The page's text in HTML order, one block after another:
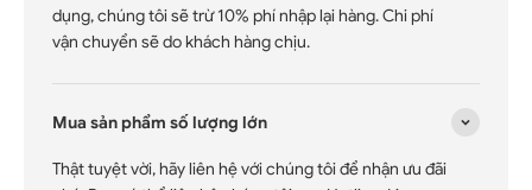
dụng, chúng tôi sẽ trừ 10% phí nhập lại hàng. Chi phí
vận chuyển sẽ do khách hàng chịu.
Mua sản phẩm số lượng lớn
Thật tuyệt vời, hãy liên hệ với chúng tôi để nhận ưu đãi